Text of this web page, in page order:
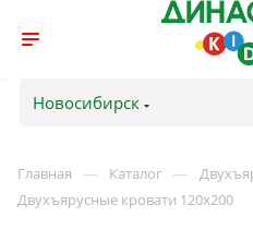
Новосибирск
Главная — Каталог —
Двухъярусные кровати 120х200